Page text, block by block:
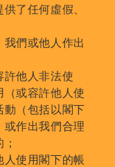
了任何虛假、
們或他人作出
許他人非法使
（或容許他人使
動（包括以閣下
或作出我們合理
使用閣下的帳